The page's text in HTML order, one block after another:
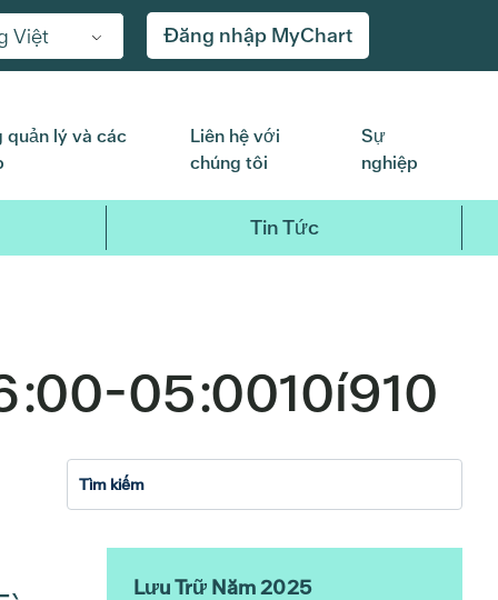
Việt Đăng nhập MyChart
quản lý và các
Liên hệ với
chúng tôi
Sự
nghiệp
Tin Tức
05:0010í910
2017
Lưu Trữ Năm 2025